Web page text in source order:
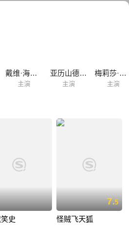
戴维·海明斯
主演
亚历山德拉·斯图尔特
主演
梅莉莎·斯特里布林
主演
史
7.5
怪贼飞天狐